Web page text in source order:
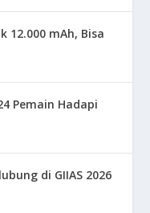
12.000 mAh, Bisa
Pemain Hadapi
di GIIAS 2026